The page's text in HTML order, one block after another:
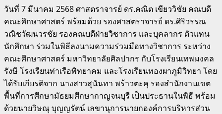
วันที่ 7 มีนาคม 2568 ศาสตราจารย์ ดร.คณิต เขียววิชัย คณบดี
คณะศึกษาศาสตร์ พร้อมด้วย รองศาสตราจารย์ ดร.ศิริวรรณ
วณิชวัฒนวรชัย รองคณบดีฝ่ายวิชาการ และบุคลากร ตัวแทน
นักศึกษา ร่วมในพิธีลงนามความร่วมมือทางวิชาการ ระหว่าง
คณะศึกษาศาสตร์ มหาวิทยาลัยศิลปากร กับโรงเรียนเทพมงคล
รังษี โรงเรียนท่าเรือพิทยาคม และโรงเรียนทองผาภูมิวิทยา โดย
ได้รับเกียรติจาก นางสาวสุนันทา พร้าวตะคุ รองสํานักงานเขต
พื้นที่การศึกษามัธยมศึกษากาญจนบุรี เป็นประธานในพิธี พร้อม
ด้วยนายวิษณุ บุญญรัตน์ เลขานุการนายกองค์การบริหารส่วน